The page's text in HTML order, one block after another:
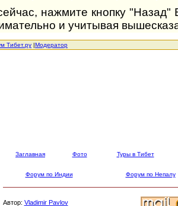
нажмите кнопку
и учитывая
Тибет.ру |Модератор
Заглавная Фото Туры в Тибет
Форум по Индии Форум по Непалу
Автор: Vladimir Pavlov